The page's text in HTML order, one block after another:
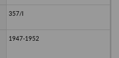
357/I
1947-1952